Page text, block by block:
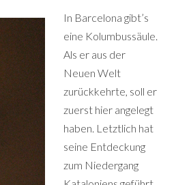
In Barcelona gibt’s
eine Kolumbussäule.
Als er aus der
Neuen Welt
zurückkehrte, soll er
zuerst hier angelegt
haben. Letztlich hat
seine Entdeckung
zum Niedergang